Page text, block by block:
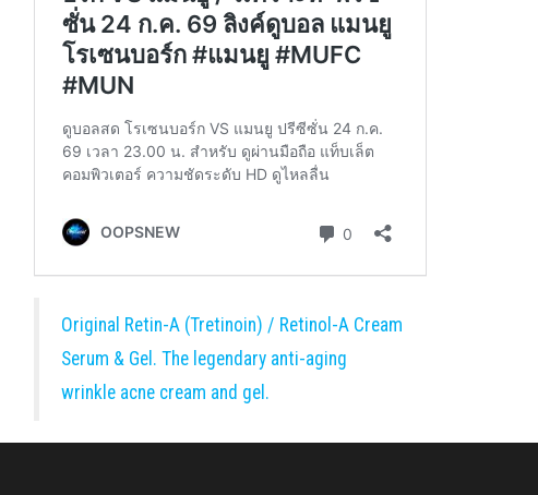
Original Retin-A (Tretinoin) / Retinol-A Cream
Serum & Gel. The legendary anti-aging
wrinkle acne cream and gel.